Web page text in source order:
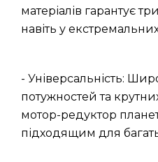
матеріалів гарантує
навіть у
- Універсальність:
потужностей та
мотор-редуктор
підходящим для